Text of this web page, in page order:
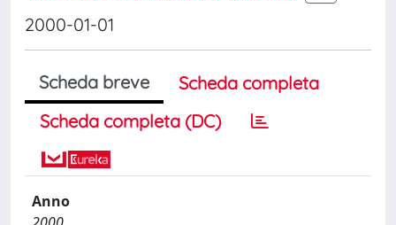
2000-01-01
Scheda breve
Scheda completa
Scheda completa (DC)
Anno